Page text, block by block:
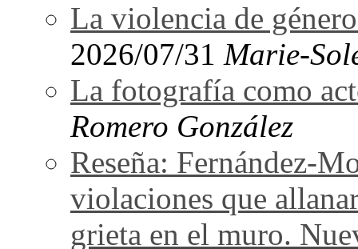
La violencia de
2026/07/31 Marie-
La fotografía como
Romero González
Reseña: Fernández-
violaciones que
grieta en el muro.